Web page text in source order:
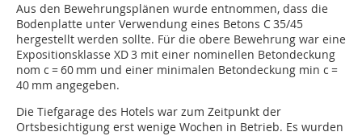
Aus den Bewehrungsplänen wurde entnommen, dass die
Bodenplatte unter Verwen­dung eines Betons C 35/45
hergestellt werden sollte. Für die obere Bewehrung war eine
Expositionsklasse XD 3 mit einer nominellen Betondeckung
nom c = 60 mm und einer minimalen Betondeckung min c =
40 mm angegeben.
Die Tiefgarage des Hotels war zum Zeitpunkt der
Ortsbesichtigung erst wenige Wochen in Betrieb. Es wurden